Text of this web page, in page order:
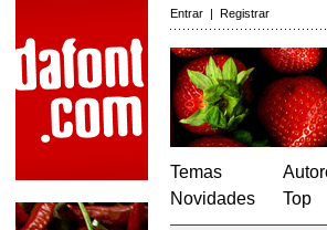
Entrar | Registrar
Temas
Novidades
Top